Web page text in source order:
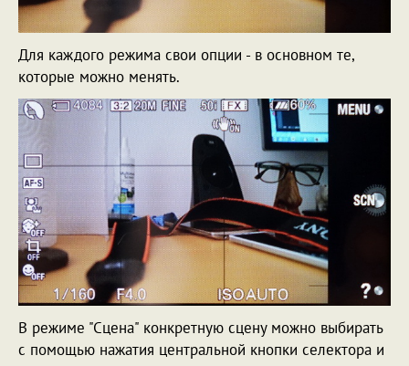
Для каждого режима свои опции - в основном те,
которые можно менять.
В режиме "Сцена" конкретную сцену можно выбирать
с помощью нажатия центральной кнопки селектора и